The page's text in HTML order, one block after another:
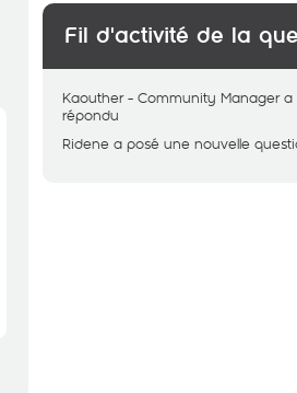
Fil d'activité de la
Kaouther - Community Manager a
répondu
Ridene a posé une nouvelle